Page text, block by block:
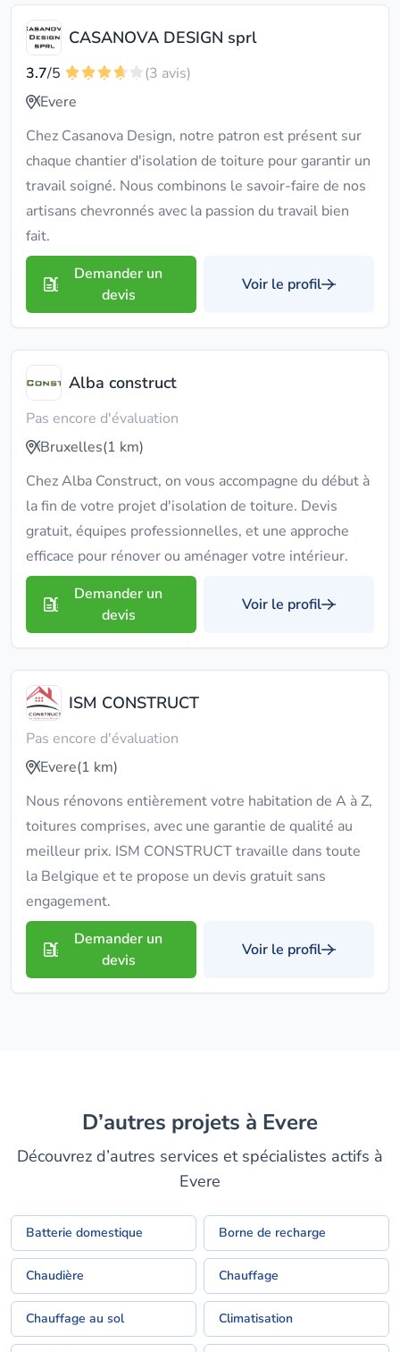
CASANOVA DESIGN sprl
3.7/5
(3 avis)
Evere
Chez Casanova Design, notre patron est présent sur
chaque chantier d'isolation de toiture pour garantir un
travail soigné. Nous combinons le savoir-faire de nos
artisans chevronnés avec la passion du travail bien
fait.
Demander un
devis
Voir le profil
Alba construct
Pas encore d'évaluation
Bruxelles(1 km)
Chez Alba Construct, on vous accompagne du début à
la fin de votre projet d'isolation de toiture. Devis
gratuit, équipes professionnelles, et une approche
efficace pour rénover ou aménager votre intérieur.
Demander un
devis
Voir le profil
ISM CONSTRUCT
Pas encore d'évaluation
Evere(1 km)
Nous rénovons entièrement votre habitation de A à Z,
toitures comprises, avec une garantie de qualité au
meilleur prix. ISM CONSTRUCT travaille dans toute
la Belgique et te propose un devis gratuit sans
engagement.
Demander un
devis
Voir le profil
D’autres projets à Evere
Découvrez d’autres services et spécialistes actifs à
Evere
Batterie domestique Borne de recharge
Chaudière Chauffage
Chauffage au sol Climatisation